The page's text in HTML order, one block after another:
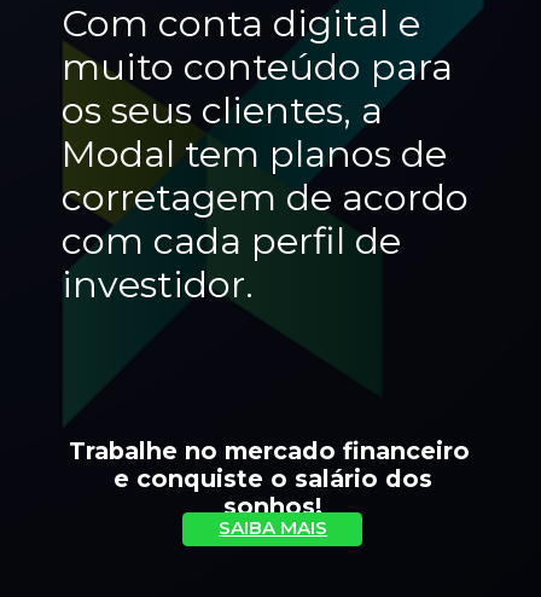
Com conta digital e
muito conteúdo para
os seus clientes, a
Modal tem planos de
corretagem de acordo
com cada perfil de
investidor.
Trabalhe no mercado financeiro
e conquiste o salário dos
sonhos!
SAIBA MAIS